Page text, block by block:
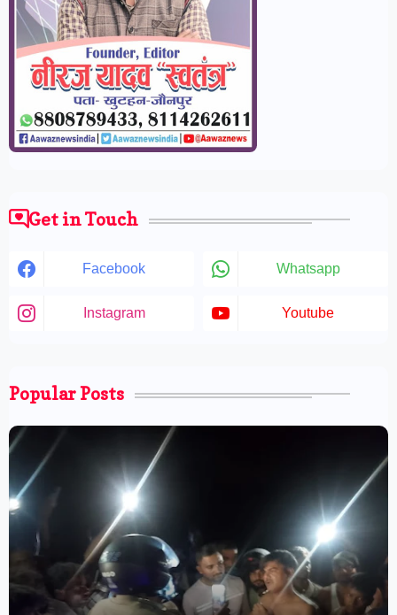
Get in Touch
Facebook Whatsapp
Instagram Youtube
Popular Posts